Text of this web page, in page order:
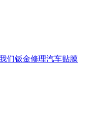
们钣金修理汽车贴膜